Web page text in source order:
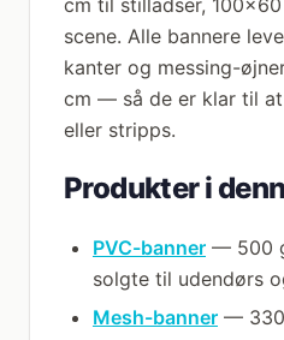
cm til stilladser,
scene. Alle bannere
kanter og messing-
cm — så de er klar til
eller stripps.
Produkter i
PVC-banner — 500
solgte til udendørs
Mesh-banner —